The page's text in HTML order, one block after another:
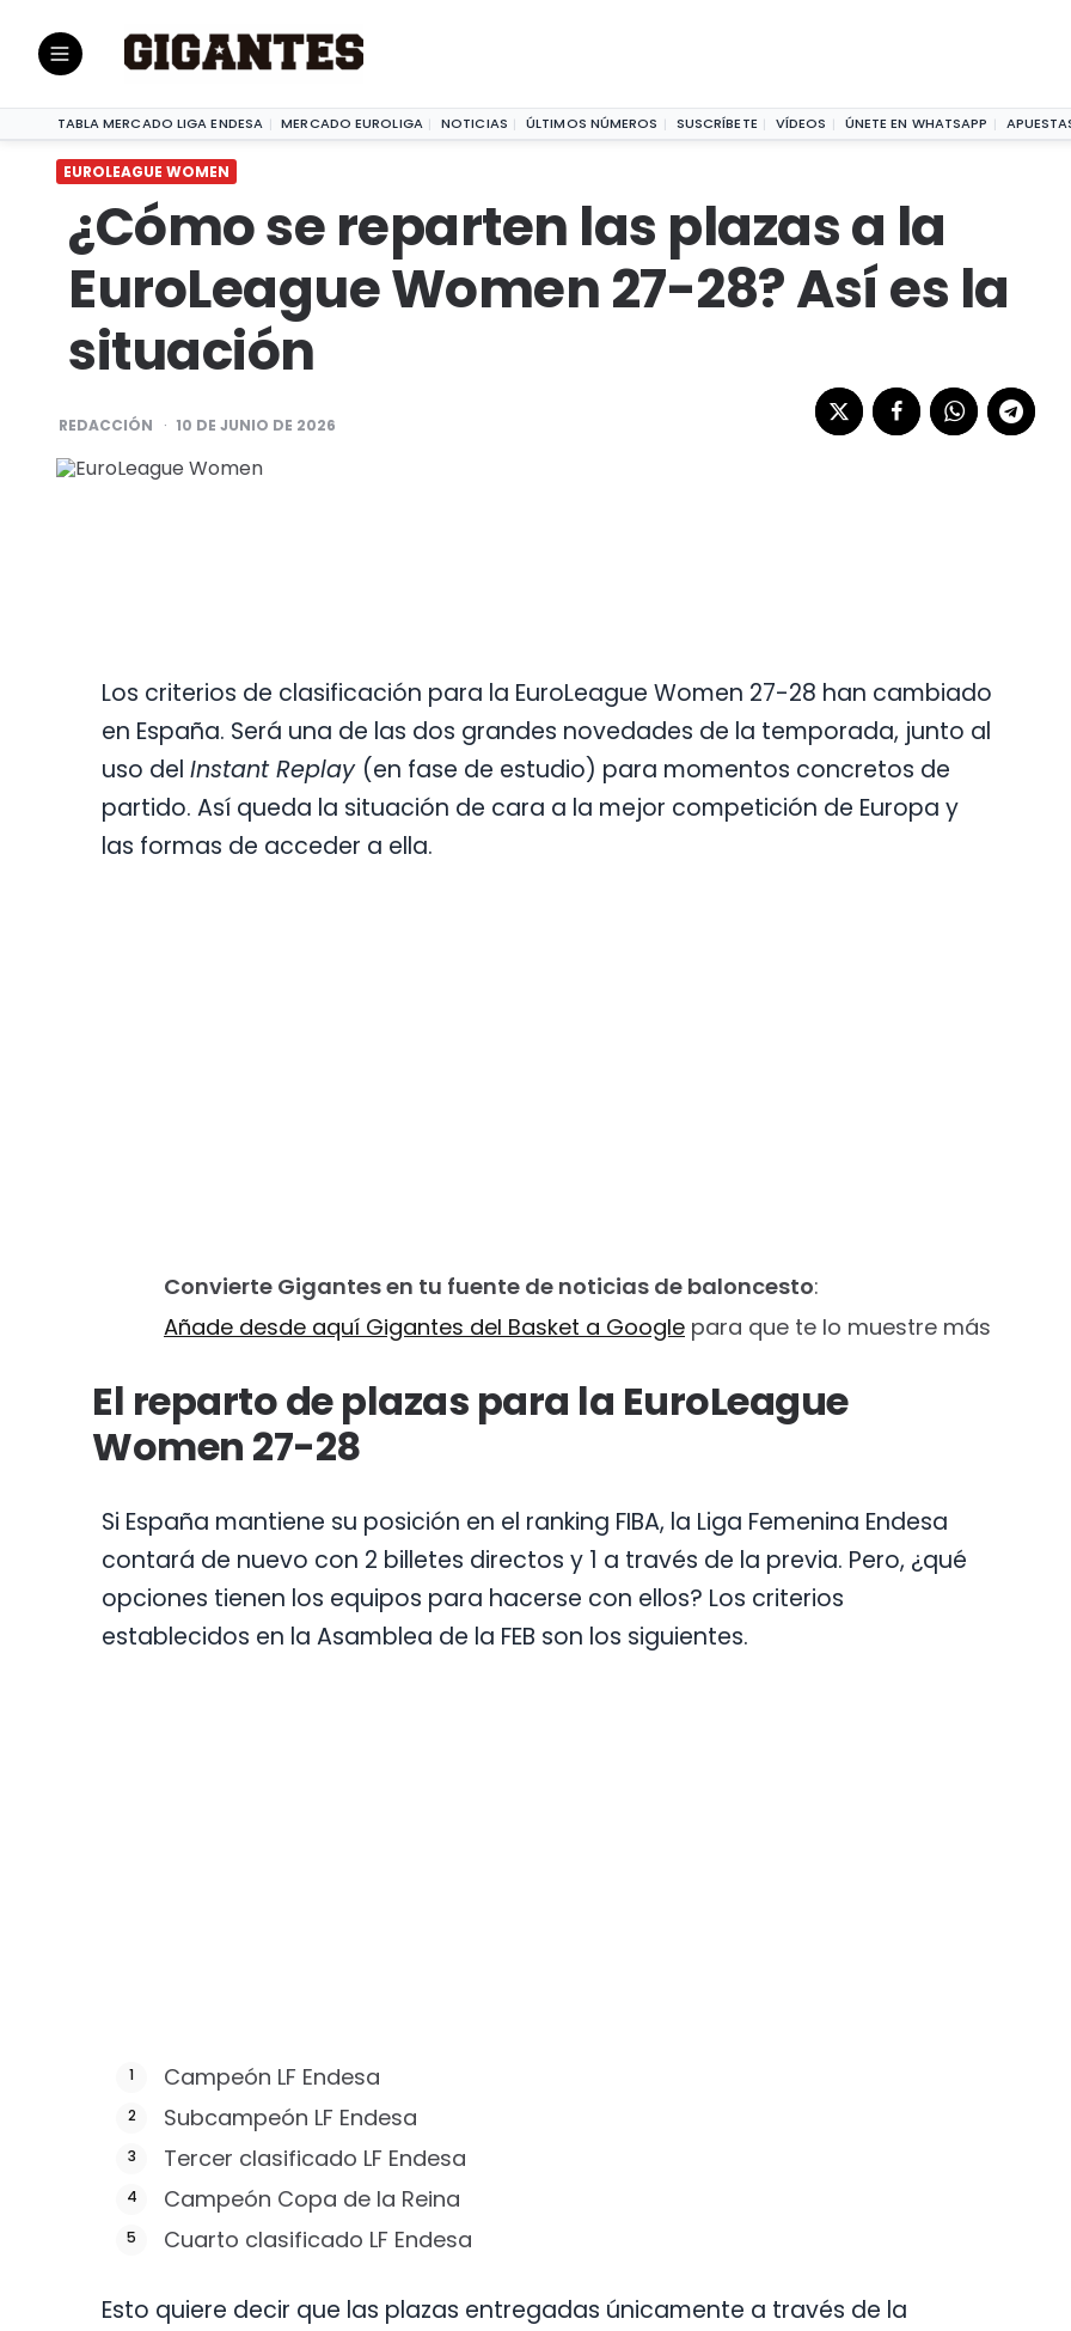
TABLA MERCADO LIGA ENDESA MERCADO EUROLIGA NOTICIAS ÚLTIMOS NÚMEROS SUSCRÍBETE VÍDEOS ÚNETE EN WHATSAPP
EUROLEAGUE WOMEN
¿Cómo se reparten las plazas a la
EuroLeague Women 27-28? Así es la
situación
POSTED
REDACCIÓN 10 DE JUNIO DE 2026
Los criterios de clasificación para la EuroLeague Women 27-28 han cambiado
en España. Será una de las dos grandes novedades de la temporada, junto al
uso del Instant Replay (en fase de estudio) para momentos concretos de
partido. Así queda la situación de cara a la mejor competición de Europa y
las formas de acceder a ella.
Convierte Gigantes en tu fuente de noticias de baloncesto:
Añade desde aquí Gigantes del Basket a Google para que te lo muestre más
El reparto de plazas para la EuroLeague
Women 27-28
Si España mantiene su posición en el ranking FIBA, la Liga Femenina Endesa
contará de nuevo con 2 billetes directos y 1 a través de la previa. Pero, ¿qué
opciones tienen los equipos para hacerse con ellos? Los criterios
establecidos en la Asamblea de la FEB son los siguientes.
Campeón LF Endesa
Subcampeón LF Endesa
Tercer clasificado LF Endesa
Campeón Copa de la Reina
Cuarto clasificado LF Endesa
Esto quiere decir que las plazas entregadas únicamente a través de la
EUROLEAGUE WOMEN |¿Cómo se reparten las plazas a la EuroLeague Women 27-28? Así es la situación